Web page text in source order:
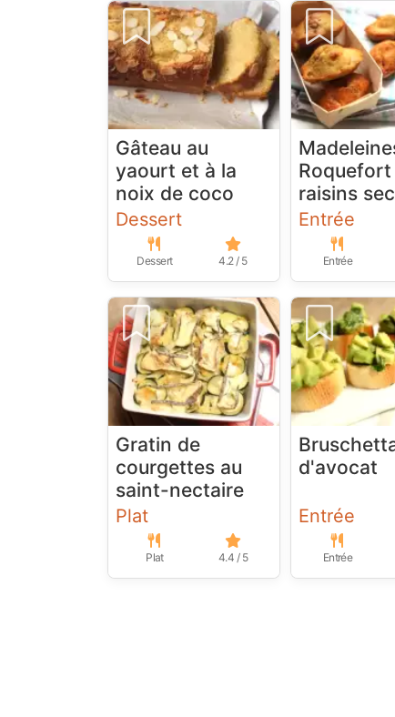
Gâteau au
yaourt et à la
noix de coco
Dessert
Dessert 4.2 / 5
raisins
Entrée
Entrée
Gratin de
courgettes au
saint-nectaire
Plat
Plat 4.4 / 5
d'avocat
Entrée
Entrée